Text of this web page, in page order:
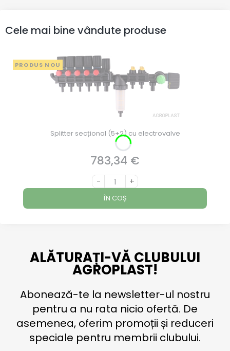
Cele mai bine vândute produse
PRODUS NOU
Splitter secțional (5+2) cu electrovalve
Preț
783,34 €
- +
ÎN COȘ
ALĂTURAȚI-VĂ CLUBULUI
AGROPLAST!
Abonează-te la newsletter-ul nostru
pentru a nu rata nicio ofertă. De
asemenea, oferim promoții și reduceri
speciale pentru membrii clubului.